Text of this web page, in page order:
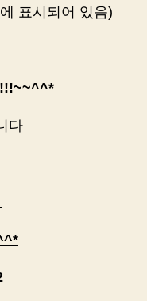
표시되어 있음)
다